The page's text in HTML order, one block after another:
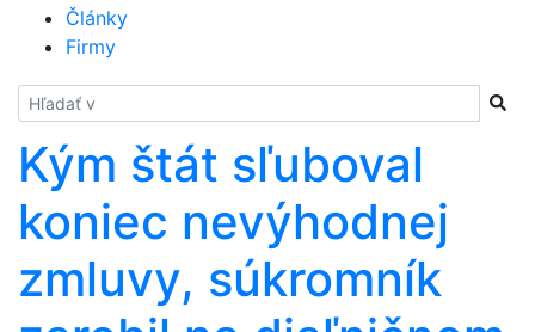
Články
Firmy
Hladať
Kým štát sľuboval
koniec nevýhodnej
zmluvy, súkromník